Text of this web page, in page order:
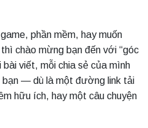
phần mềm, hay muốn
chào mừng bạn đến với “góc
bài viết, mỗi chia sẻ của mình
bạn — dù là một đường link tải
hữu ích, hay một câu chuyện